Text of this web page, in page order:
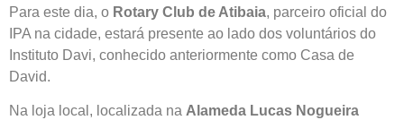
Para este dia, o Rotary Club de Atibaia, parceiro oficial do
IPA na cidade, estará presente ao lado dos voluntários do
Instituto Davi, conhecido anteriormente como Casa de
David.
Na loja local, localizada na Alameda Lucas Nogueira